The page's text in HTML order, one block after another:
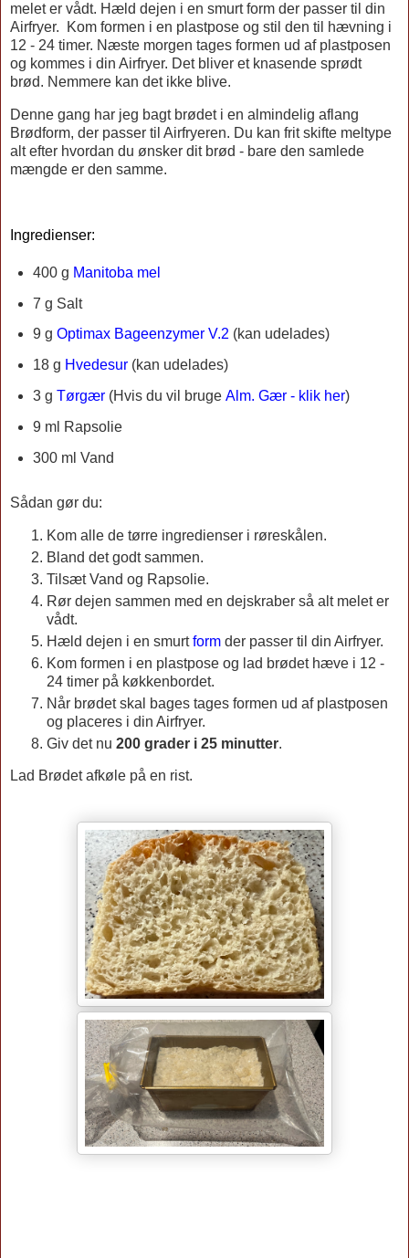
melet er vådt. Hæld dejen i en smurt form der passer til din
Airfryer.
Kom formen i en plastpose og stil den til hævning i
12 - 24 timer. Næste morgen tages formen ud af plastposen
og kommes i din Airfryer. Det bliver et knasende sprødt
brød. Nemmere kan det ikke blive.
Denne gang har jeg bagt brødet i en almindelig aflang
Brødform, der passer til Airfryeren. Du kan frit skifte meltype
alt efter hvordan du ønsker dit brød - bare den samlede
mængde er den samme.
Ingredienser:
400 g Manitoba mel
7 g Salt
9 g Optimax Bageenzymer V.2(kan udelades)
18 g Hvedesur(kan udelades)
3 g Tørgær(Hvis du vil bruge Alm. Gær - klik her)
9 ml Rapsolie
300 ml Vand
Sådan gør du:
Kom alle de tørre ingredienser i røreskålen.
Bland det godt sammen.
Tilsæt Vand og Rapsolie.
Rør dejen sammen med en dejskraber så alt melet er
vådt.
Hæld dejen i en smurtform der passer til din Airfryer.
Kom formen i en plastpose og lad brødet hæve i 12 -
24 timer på køkkenbordet.
Når brødet skal bages tages formen ud af plastposen
og placeres i din Airfryer.
Giv det nu 200 grader i 25 minutter.
Lad Brødet afkøle på en rist.